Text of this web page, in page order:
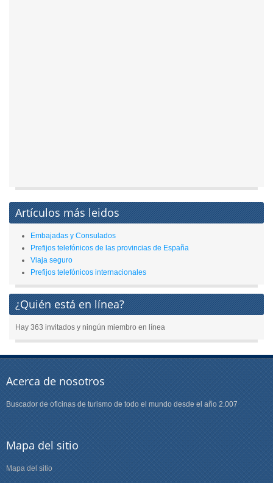
Artículos más leidos
Embajadas y Consulados
Prefijos telefónicos de las provincias de España
Viaja seguro
Prefijos telefónicos internacionales
¿Quién está en línea?
Hay 363 invitados y ningún miembro en línea
Acerca de nosotros
Buscador de oficinas de turismo de todo el mundo desde el año 2.007
Mapa del sitio
Mapa del sitio